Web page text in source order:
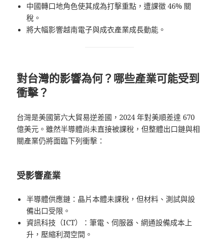
中國轉口地角色使其成為打擊重點，遭課徵 46% 關
稅。
將大幅影響越南電子與成衣產業成長動能。
對台灣的影響為何？哪些產業可能受到
衝擊？
台灣是美國第六大貿易逆差國，2024 年對美順差達 670
億美元。雖然半導體尚未直接被課稅，但整體出口鏈與相
關產業仍將面臨下列衝擊：
受影響產業
半導體供應鏈：晶片本體未課稅，但材料、測試與設
備出口受限。
資訊科技（ICT）：筆電、伺服器、網通設備成本上
升，壓縮利潤空間。